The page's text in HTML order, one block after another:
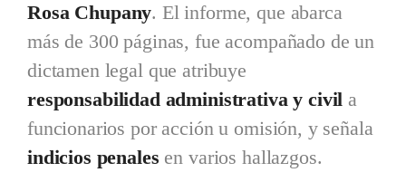
Rosa Chupany. El informe, que abarca
más de 300 páginas, fue acompañado de un
dictamen legal que atribuye
responsabilidad administrativa y civil a
funcionarios por acción u omisión, y señala
indicios penales en varios hallazgos.